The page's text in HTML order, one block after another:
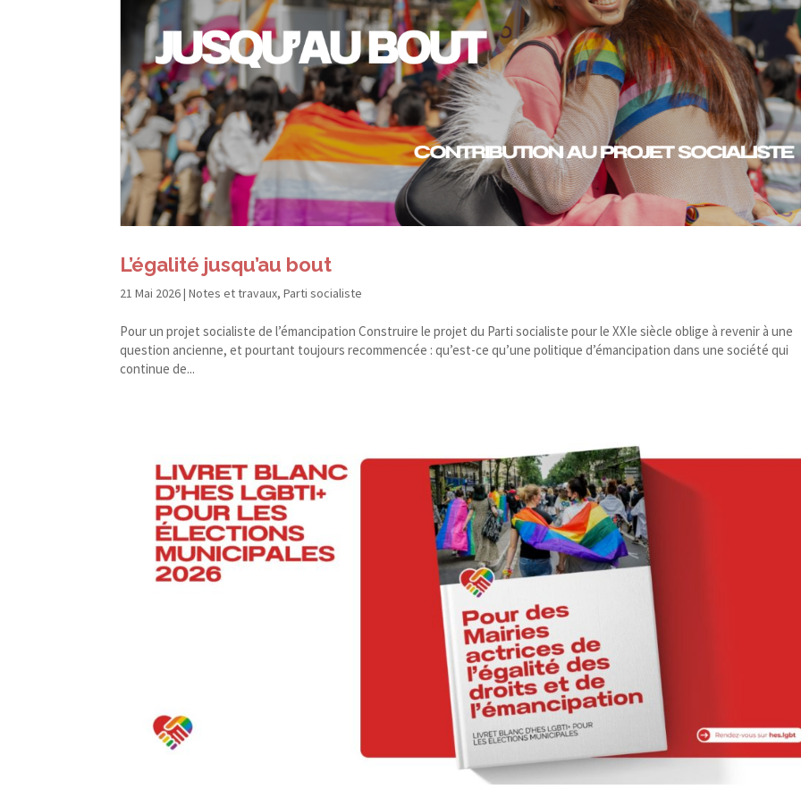
L’égalité jusqu’au bout
21 Mai 2026|Notes et travaux,Parti socialiste
Pour un projet socialiste de l’émancipation Construire le projet du Parti socialiste pour le XXIe siècle oblige à revenir à une
question ancienne, et pourtant toujours recommencée : qu’est-​ce qu’une politique d’émancipation dans une société qui
continue de...